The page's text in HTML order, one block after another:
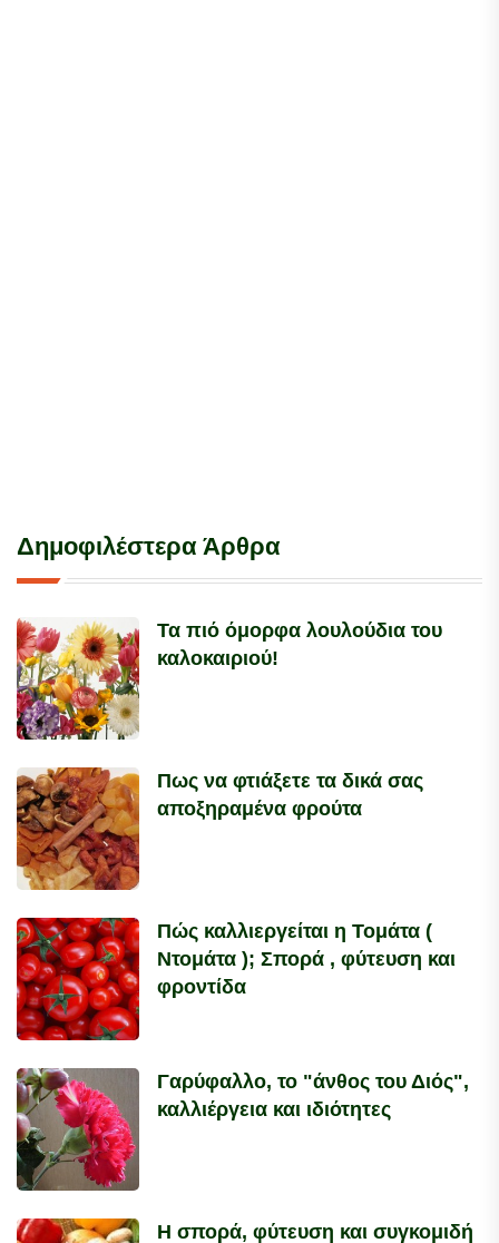
Δημοφιλέστερα Άρθρα
Τα πιό όμορφα λουλούδια του
καλοκαιριού!
Πως να φτιάξετε τα δικά σας
αποξηραμένα φρούτα
Πώς καλλιεργείται η Τομάτα (
Ντομάτα ); Σπορά , φύτευση και
φροντίδα
Γαρύφαλλο, το "άνθος του Διός",
καλλιέργεια και ιδιότητες
Η σπορά, φύτευση και συγκομιδή